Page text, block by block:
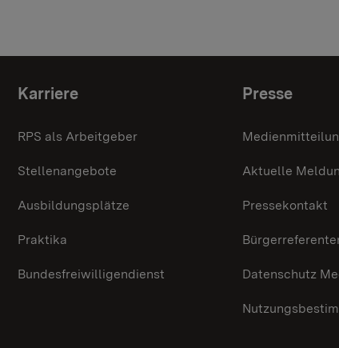
Themenübersicht
Karriere
RPS als Arbeitgeber
Stellenangebote
Ausbildungsplätze
Praktika
Bundesfreiwilligendienst
Presse
Aktuelle
Pressekontakt
Datenschutz